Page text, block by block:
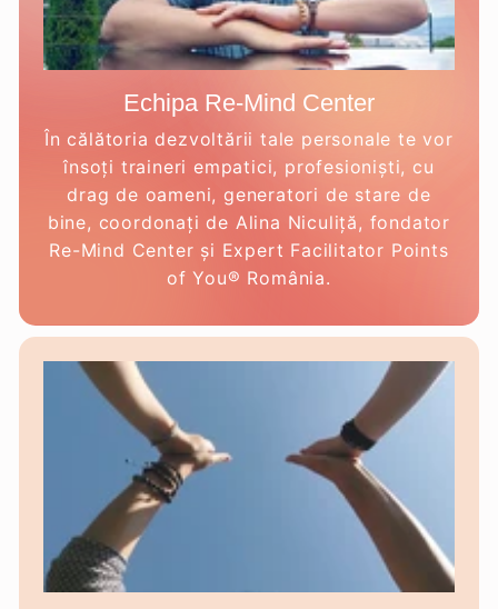
Echipa Re-Mind Center
În călătoria dezvoltării tale personale te vor
însoți traineri empatici, profesioniști, cu
drag de oameni, generatori de stare de
bine, coordonați de Alina Niculiță, fondator
Re-Mind Center și Expert Facilitator Points
of You® România.